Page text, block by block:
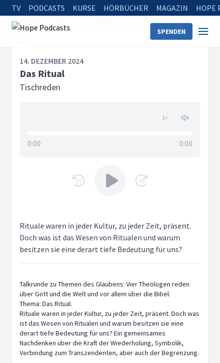
TV PODCASTS KURSE HÖRBÜCHER MAGAZIN HOPE
SPENDEN
Startseite Das Ritual
14. DEZEMBER 2024
Das Ritual
Tischreden
1×
0:00 0:00
15 30
Rituale waren in jeder Kultur, zu jeder Zeit, präsent.
Doch was ist das Wesen von Ritualen und warum
besitzen sie eine derart tiefe Bedeutung für uns?
Talkrunde zu Themen des Glaubens: Vier Theologen reden
über Gott und die Welt und vor allem über die Bibel.
Thema: Das Ritual.
Rituale waren in jeder Kultur, zu jeder Zeit, präsent. Doch was
ist das Wesen von Ritualen und warum besitzen sie eine
derart tiefe Bedeutung für uns? Ein gemeinsames
Nachdenken über die Kraft der Wiederholung, Symbolik,
Verbindung zum Transzendenten, aber auch der Begrenzung.